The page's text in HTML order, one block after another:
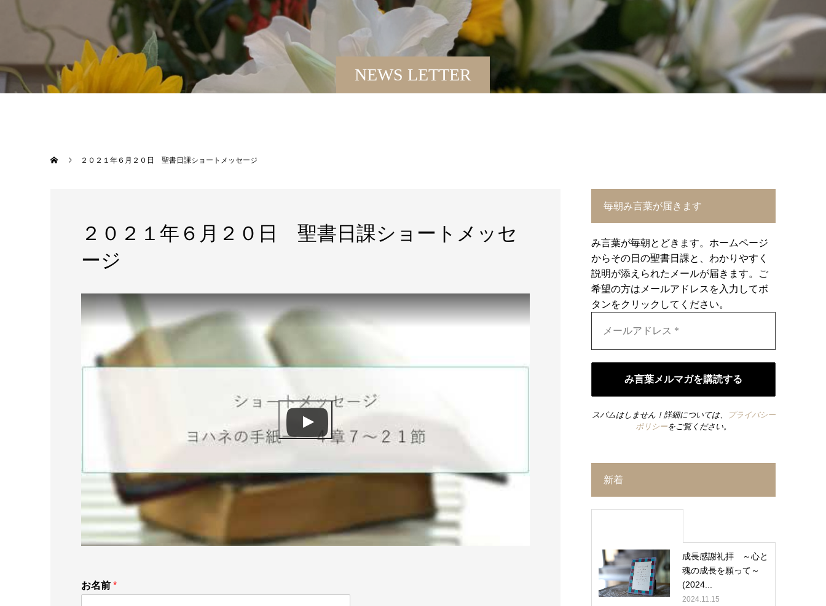
NEWS LETTER
２０２１年６月２０日 聖書日課ショートメッセージ
２０２１年６月２０日 聖書日課ショートメッセ
ージ
お名前 *
毎朝み言葉が届きます
み言葉が毎朝とどきます。ホームページ
からその日の聖書日課と、わかりやすく
説明が添えられたメールが届きます。ご
希望の方はメールアドレスを入力してボ
タンをクリックしてください。
スパムはしません！詳細については、
プライバシー
ポリシーをご覧ください。
新着
成長感謝礼拝 ～心と
魂の成長を願って～
(2024...
2024.11.15